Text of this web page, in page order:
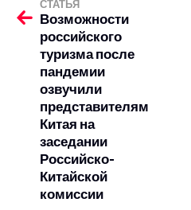
СТАТЬЯ
Возможности
российского
туризма после
пандемии
озвучили
представителям
Китая на
заседании
Российско-
Китайской
комиссии